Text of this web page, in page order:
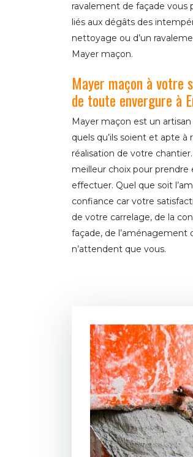
ravalement de façade
liés aux dégâts des
nettoyage ou d’un
Mayer maçon.
Mayer maçon à votre
de toute envergure à
Mayer maçon est un
quels qu’ils soient et apte
réalisation de votre
meilleur choix pour prendre
effectuer. Quel que soit
confiance car votre
de votre carrelage, de la
façade, de l’aménagement
n’attendent que vous.